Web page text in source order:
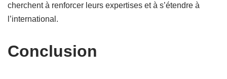
cherchent à renforcer leurs expertises et à s’étendre à
l’international.
Conclusion